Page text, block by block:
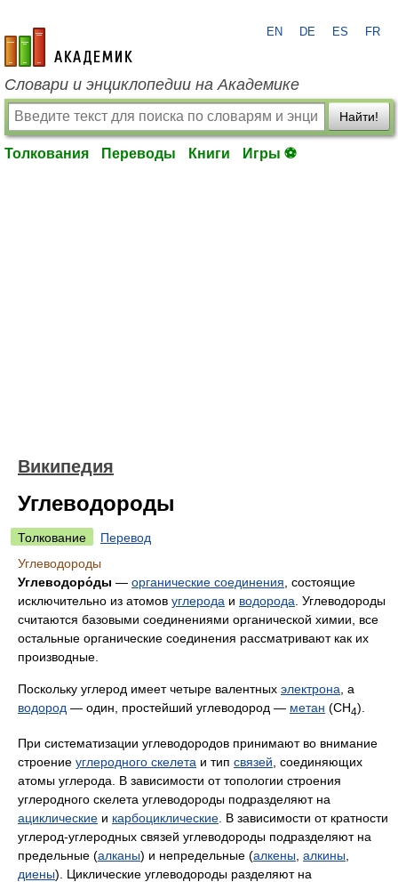
academic.ru
EN DE ES FR
Словари и энциклопедии на Академике
Найти!
Толкования Переводы Книги Игры ⚽
Википедия
Углеводороды
Толкование
Перевод
Углеводороды
Углеводоро́ды — органические соединения , состоящие
исключительно из атомов углерода и водорода . Углеводороды
считаются базовыми соединениями органической химии, все
остальные органические соединения рассматривают как их
производные.
Поскольку углерод имеет четыре валентных электрона , а
водород — один, простейший углеводород — метан (CH4).
При систематизации углеводородов принимают во внимание
строение углеродного скелета и тип связей , соединяющих
атомы углерода. В зависимости от топологии строения
углеродного скелета углеводороды подразделяют на
ациклические и карбоциклические . В зависимости от кратности
углерод-углеродных связей углеводороды подразделяют на
предельные (алканы) и непредельные (алкены алкины
диены). Циклические углеводороды разделяют на